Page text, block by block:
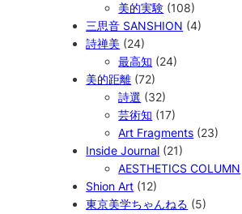
美的実験 (108)
三思音 SANSHION (4)
詩禅美 (24)
最高知 (24)
美的距離 (72)
詩選 (32)
芸術知 (17)
Art Fragments (23)
Inside Journal (21)
AESTHETICS COLUMN
Shion Art (12)
東京美学ちゃんねる (5)